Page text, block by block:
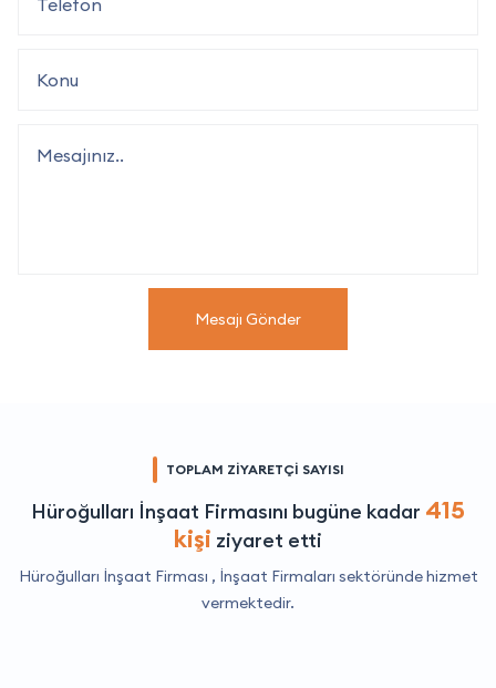
Mesajı Gönder
TOPLAM ZİYARETÇİ SAYISI
Hüroğulları İnşaat Firmasını bugüne kadar 415
kişi ziyaret etti
Hüroğulları İnşaat Firması , İnşaat Firmaları sektöründe hizmet
vermektedir.